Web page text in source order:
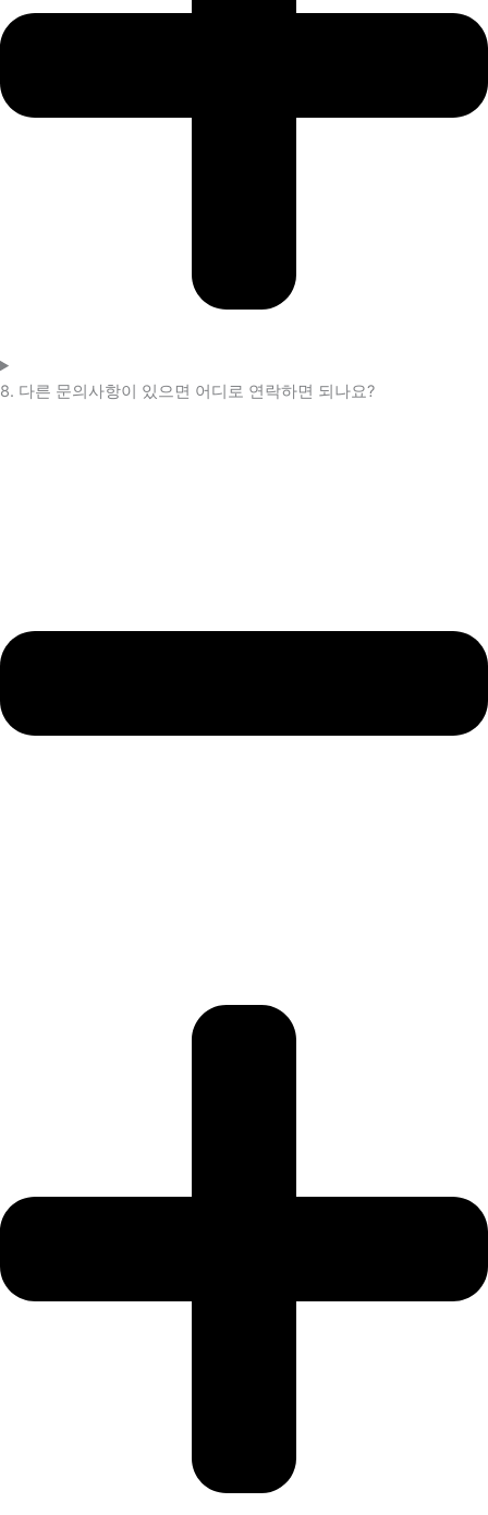
8. 다른 문의사항이 있으면 어디로 연락하면 되나요?